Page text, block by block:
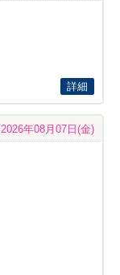
詳細
2026年08月07日(金)